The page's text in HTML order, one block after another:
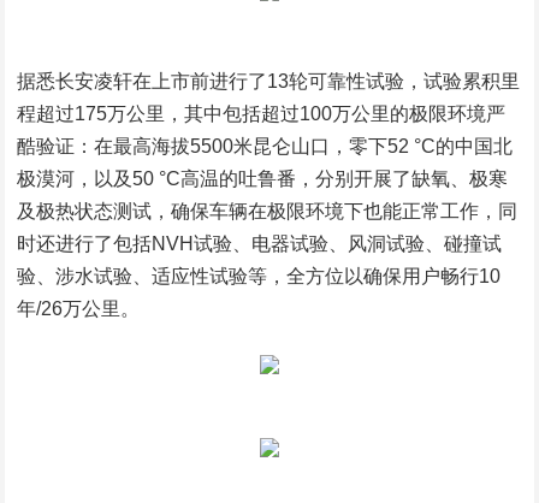
据悉长安凌轩在上市前进行了13轮可靠性试验，试验累积里
程超过175万公里，其中包括超过100万公里的极限环境严
酷验证：在最高海拔5500米昆仑山口，零下52 °C的中国北
极漠河，以及50 °C高温的吐鲁番，分别开展了缺氧、极寒
及极热状态测试，确保车辆在极限环境下也能正常工作，同
时还进行了包括NVH试验、电器试验、风洞试验、碰撞试
验、涉水试验、适应性试验等，全方位以确保用户畅行10
年/26万公里。